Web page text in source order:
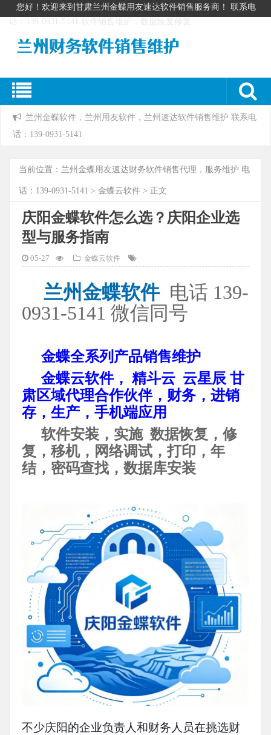
您好！欢迎来到甘肃兰州金蝶用友速达软件销售服务商！ 联系电
话：139-0931-5141 软件销售维护，数据恢复修复
兰州金蝶软件，兰州用友软件，兰州速达软件销售维护 联系电
话：139-0931-5141
当前位置： 兰州金蝶用友速达财务软件销售代理，服务维护 电
话：139-0931-5141 > 金蝶云软件 > 正文
庆阳金蝶软件怎么选？庆阳企业选
型与服务指南
05-27 金蝶云软件
兰州金蝶软件电话 139-
0931-5141 微信同号
金蝶全系列产品销售维护
金蝶云软件， 精斗云 云星辰 甘
肃区域代理合作伙伴，财务，进销
存，生产，手机端应用
软件安装，实施 数据恢复，修
复，移机，网络调试，打印，年
结，密码查找，数据库安装
不少庆阳的企业负责人和财务人员在挑选财